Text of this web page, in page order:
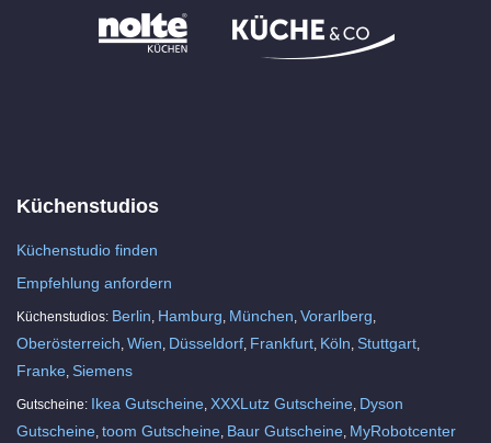
Küchenstudios
Küchenstudio finden
Empfehlung anfordern
Küchenstudios: Berlin Hamburg München Vorarlberg
Oberösterreich Wien Düsseldorf Frankfurt Köln Stuttgart
Franke Siemens
Gutscheine: Ikea Gutscheine XXXLutz Gutscheine Dyson
Gutscheine toom Gutscheine Baur Gutscheine MyRobotcenter